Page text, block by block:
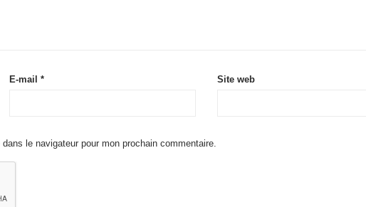
E-mail * Site web
le navigateur pour mon prochain commentaire.